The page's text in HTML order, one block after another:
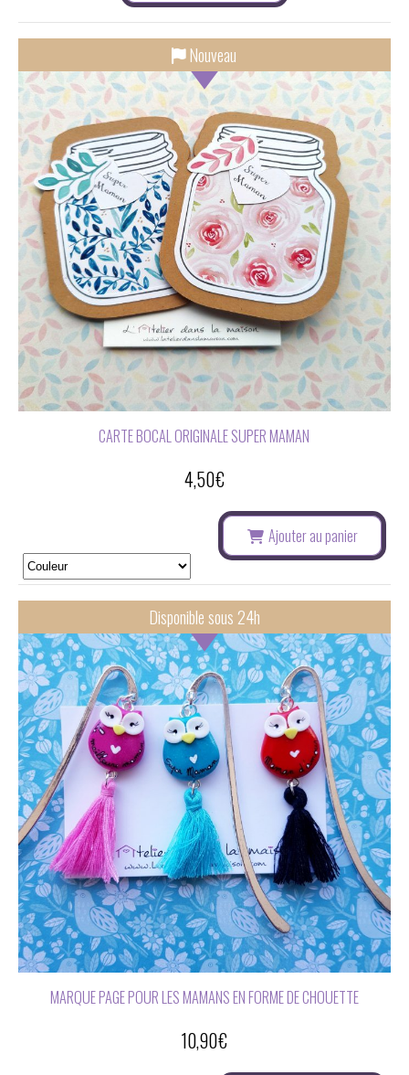
Nouveau
CARTE BOCAL ORIGINALE SUPER MAMAN
4,50€
Ajouter au panier
Disponible sous 24h
MARQUE PAGE POUR LES MAMANS EN FORME DE CHOUETTE
10,90€